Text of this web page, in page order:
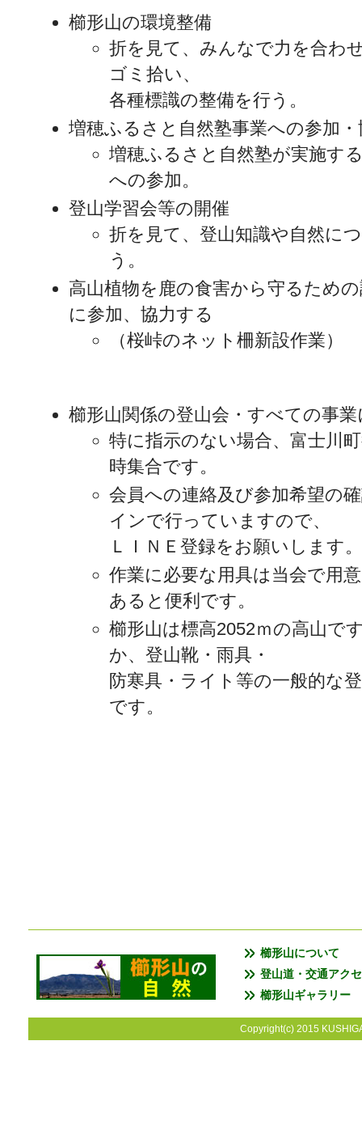
櫛形山の環境整備
折を見て、みんなで力を合わ
ゴミ拾い、
各種標識の整備を行う。
増穂ふるさと自然塾事業への参加・
増穂ふるさと自然塾が実施す
への参加。
登山学習会等の開催
折を見て、登山知識や自然に
う。
高山植物を鹿の食害から守るため
に参加、協力する
（桜峠のネット柵新設作業）
櫛形山関係の登山会・すべての事
特に指示のない場合、富士川
時集合です。
会員への連絡及び参加希望の
インで行っていますので、
ＬＩＮＥ登録をお願いします。
作業に必要な用具は当会で用
あると便利です。
櫛形山は標高2052ｍの高山で
か、登山靴・雨具・
防寒具・ライト等の一般的な
です。
櫛形山について
登山道・交通アク
櫛形山ギャラリー
Copyright(c) 2015